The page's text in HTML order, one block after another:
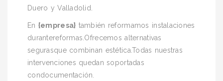
Duero y Valladolid.
En {empresa} también reformamos instalaciones
durantereformas.Ofrecemos alternativas
segurasque combinan estética.Todas nuestras
intervenciones quedan soportadas
condocumentación.